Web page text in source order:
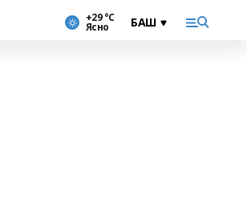
+29 °С
Ясно